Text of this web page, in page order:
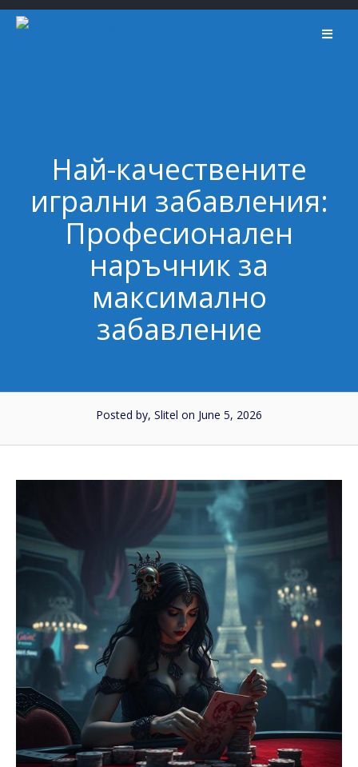
Skip
Най-качествените
игрални забавления:
Професионален
наръчник за
максимално
забавление
Posted by, Slitel on June 5, 2026